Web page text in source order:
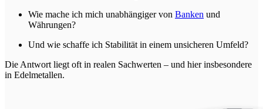
Wie mache ich mich unabhängiger von Banken und
Währungen?
Und wie schaffe ich Stabilität in einem unsicheren Umfeld?
Die Antwort liegt oft in realen Sachwerten – und hier insbesondere
in Edelmetallen.